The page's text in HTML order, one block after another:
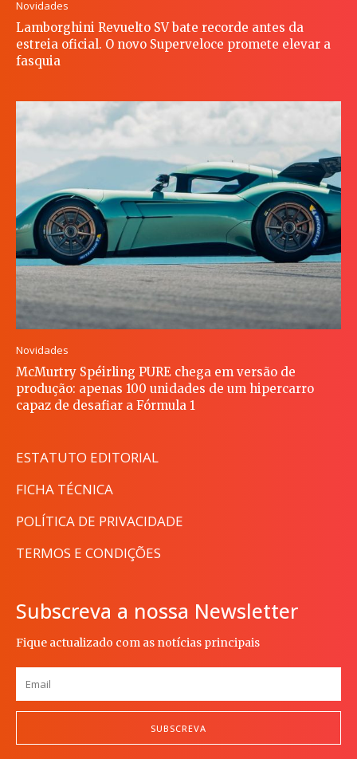
Novidades
Lamborghini Revuelto SV bate recorde antes da
estreia oficial. O novo Superveloce promete elevar a
fasquia
Novidades
McMurtry Spéirling PURE chega em versão de
produção: apenas 100 unidades de um hipercarro
capaz de desafiar a Fórmula 1
ESTATUTO EDITORIAL
FICHA TÉCNICA
POLÍTICA DE PRIVACIDADE
TERMOS E CONDIÇÕES
Subscreva a nossa Newsletter
Fique actualizado com as notícias principais
SUBSCREVA